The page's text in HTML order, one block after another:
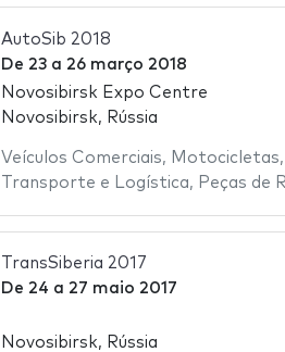
AutoSib 2018
De 23a 26 março 2018
Novosibirsk Expo Centre
Novosibirsk, Rússia
Veículos Comerciais, Motocicletas,
Transporte e Logística, Peças de
TransSiberia 2017
De 24 a 27 maio 2017
Novosibirsk, Rússia